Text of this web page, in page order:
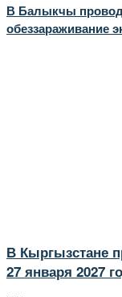
В Балыкчы
обеззараживание
В Кыргызстане
27 января 2027